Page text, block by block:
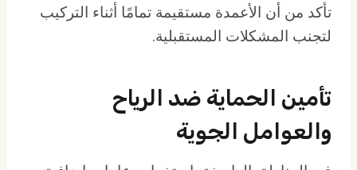
تأكد من أن الأعمدة مستقيمة تمامًا أثناء التركيب
لتجنب المشكلات المستقبلية.
تأمين الحماية ضد الرياح
والعوامل الجوية